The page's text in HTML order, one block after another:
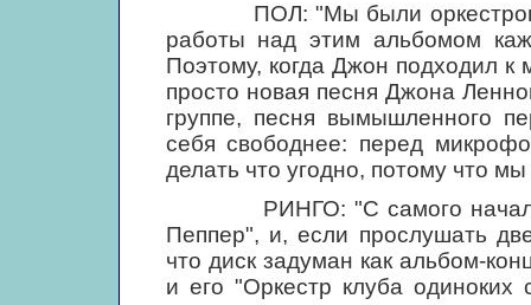
ПОЛ: "Мы были оркестром
работы над этим альбомом
Поэтому, когда Джон подходил к
просто новая песня Джона
группе, песня вымышленного
себя свободнее: перед
делать что угодно, потому что
РИНГО: "С самого начала
Пеппер", и, если прослушать
что диск задуман как альбом-
и его "Оркестр клуба